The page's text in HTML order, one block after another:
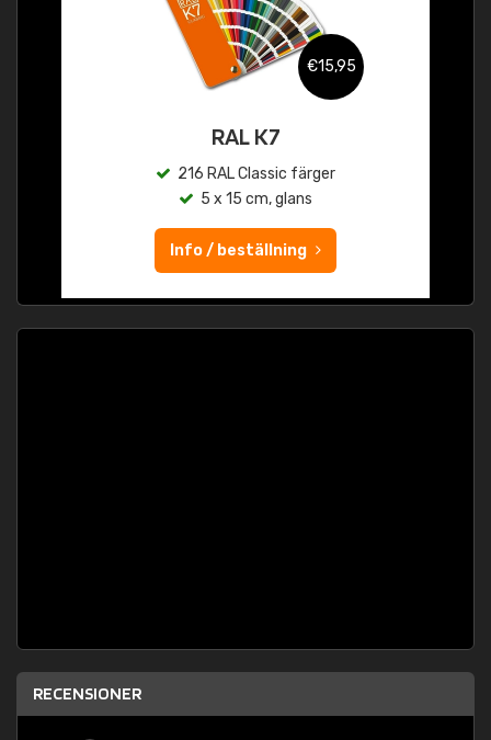
€15,95
RAL K7
216 RAL Classic färger
5 x 15 cm, glans
Info / beställning
RECENSIONER